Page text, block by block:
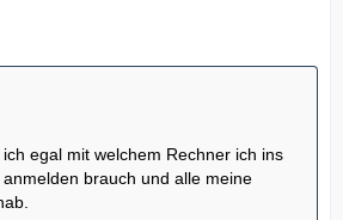
egal mit welchem Rechner ich ins
brauch und alle meine